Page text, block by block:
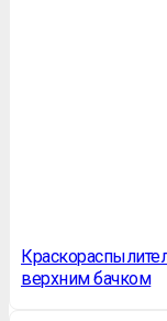
верхним бачком